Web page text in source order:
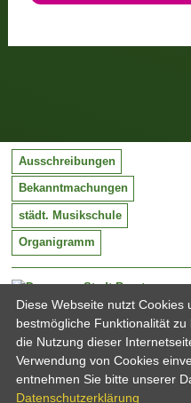
Stadt Barntrup
Mittelstraße 38
32683 Barntrup
Tel:
Email:
05263 /
Ausschreibungen
Bekanntmachungen
städt. Musikschule
Organigramm
Diese Webseite nutzt Cookies
bestmögliche Funktionalität zu
die Nutzung dieser
Verwendung von Cookies
entnehmen Sie bitte unserer
Datenschutzerklärung